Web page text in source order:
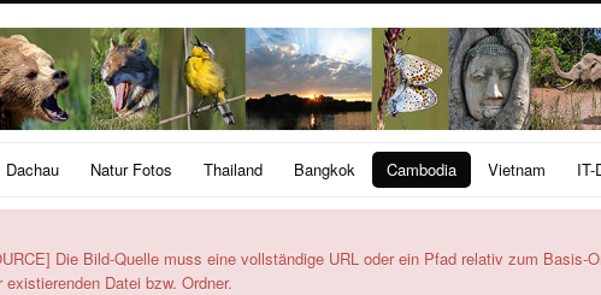
Dachau Natur Fotos Thailand Bangkok Cambodia Vietnam IT-
Die Bild-Quelle muss eine vollständige URL oder ein Pfad relativ zum Basis-
Datei bzw. Ordner.